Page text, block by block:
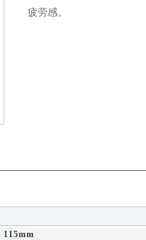
疲劳感。